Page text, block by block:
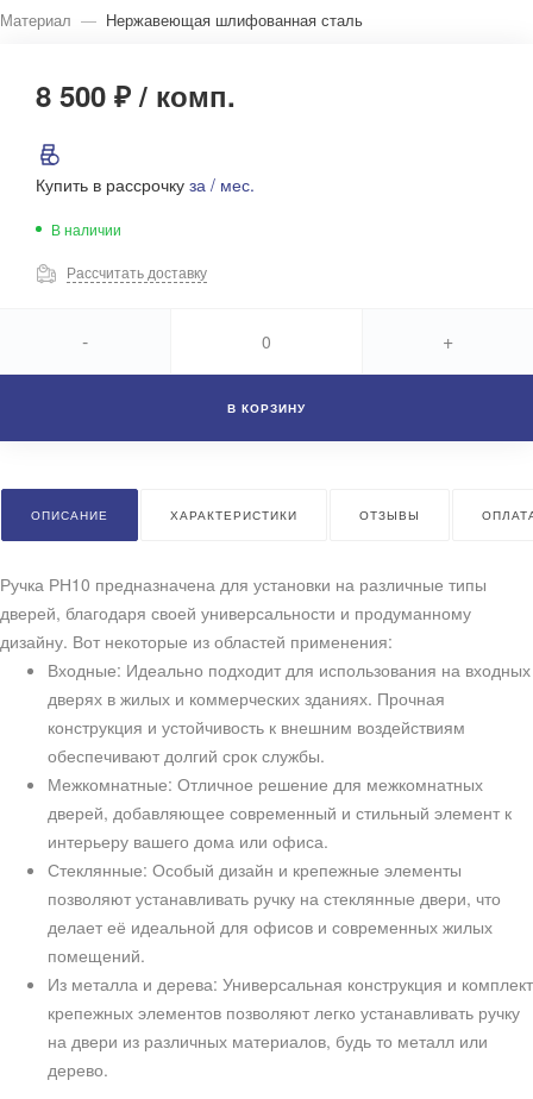
Материал — Нержавеющая шлифованная сталь
8 500 ₽ / комп.
Купить в рассрочку за / мес.
В наличии
Рассчитать доставку
- +
В КОРЗИНУ
ОПИСАНИЕ ХАРАКТЕРИСТИКИ ОТЗЫВЫ
Ручка РН10 предназначена для установки на различные типы
дверей, благодаря своей универсальности и продуманному
дизайну. Вот некоторые из областей применения:
Входные: Идеально подходит для использования на входных
дверях в жилых и коммерческих зданиях. Прочная
конструкция и устойчивость к внешним воздействиям
обеспечивают долгий срок службы.
Межкомнатные: Отличное решение для межкомнатных
дверей, добавляющее современный и стильный элемент к
интерьеру вашего дома или офиса.
Стеклянные: Особый дизайн и крепежные элементы
позволяют устанавливать ручку на стеклянные двери, что
делает её идеальной для офисов и современных жилых
помещений.
Из металла и дерева: Универсальная конструкция и комплект
крепежных элементов позволяют легко устанавливать ручку
на двери из различных материалов, будь то металл или
дерево.